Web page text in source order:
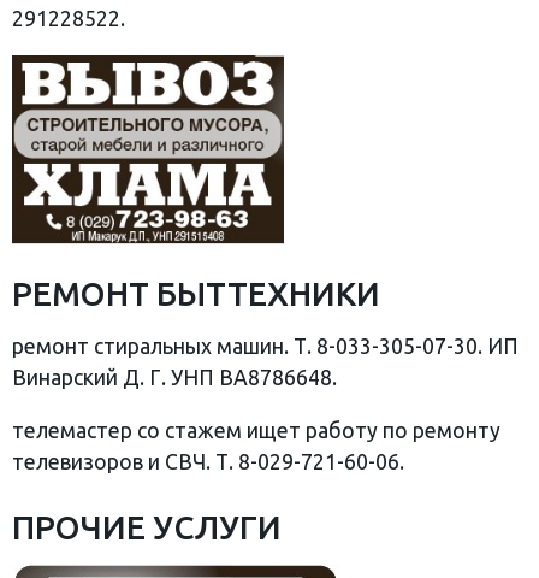
291228522.
РЕМОНТ БЫТТЕХНИКИ
ремонт стиральных машин. Т. 8-033-305-07-30. ИП
Винарский Д. Г. УНП BA8786648.
телемастер со стажем ищет работу по ремонту
телевизоров и СВЧ. Т. 8-029-721-60-06.
ПРОЧИЕ УСЛУГИ